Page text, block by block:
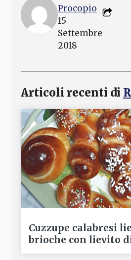
Procopio
15
Settembre
2018
Articoli recenti di
Cuzzupe calabresi
brioche con lievito